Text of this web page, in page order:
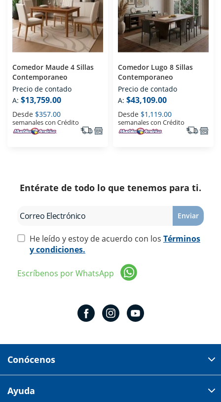
Comedor Maude 4 Sillas
Contemporaneo
Precio de contado
A: $13,759.00
Desde $357.00
semanales con Crédito
Comedor Lugo 8 Sillas
Contemporaneo
Precio de contado
A: $43,109.00
Desde $1,119.00
semanales con Crédito
Entérate de todo lo que tenemos para ti.
Enviar
He leído y estoy de acuerdo con los Términos
y condiciones.
Escríbenos por WhatsApp
Conócenos
Av 18 de marzo # 309. Colonia la Nogalera.
Ayuda